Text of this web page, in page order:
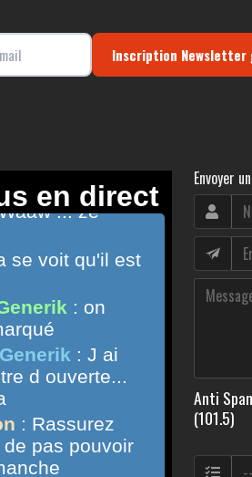
Inscription
Envoyer
Anti
(101.5)